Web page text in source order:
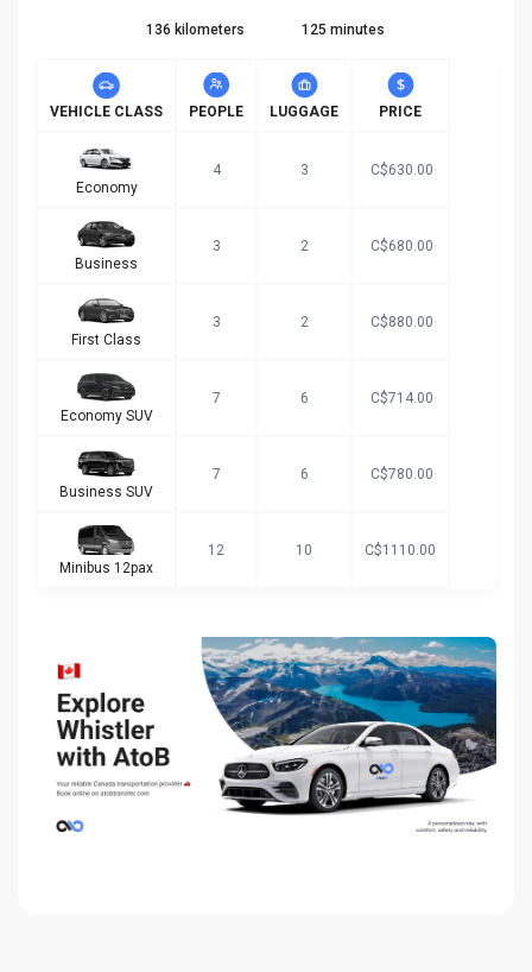
136 kilometers 125 minutes
VEHICLE CLASS PEOPLE LUGGAGE PRICE
Economy
4 3 C$630.00
Business
3 2 C$680.00
First Class
3 2 C$880.00
Economy SUV
7 6 C$714.00
Business SUV
7 6 C$780.00
Minibus 12pax
12 10 C$1110.00